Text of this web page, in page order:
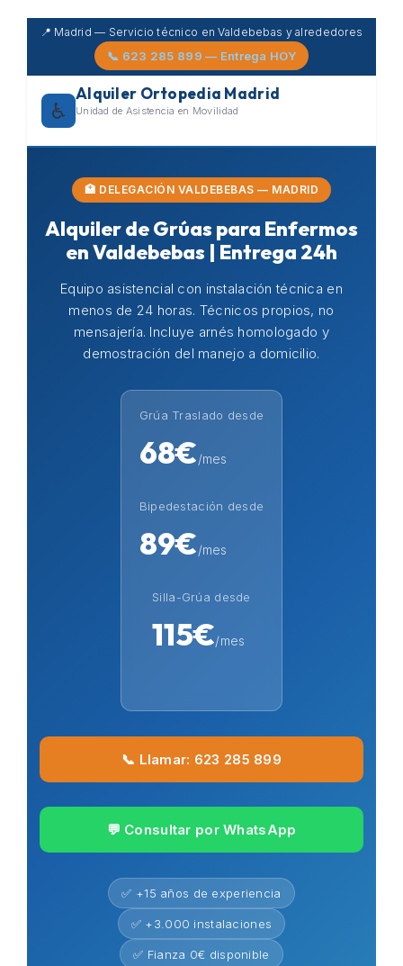
Skip
content
📍 Madrid — Servicio técnico en Valdebebas y alrededores
📞 623 285 899 — Entrega HOY
♿
Alquiler Ortopedia Madrid
Unidad de Asistencia en Movilidad
🏥 DELEGACIÓN VALDEBEBAS — MADRID
Alquiler de Grúas para Enfermos
en Valdebebas | Entrega 24h
Equipo asistencial con instalación técnica en
menos de 24 horas. Técnicos propios, no
mensajería. Incluye arnés homologado y
demostración del manejo a domicilio.
Grúa Traslado desde
68€/mes
Bipedestación desde
89€/mes
Silla-Grúa desde
115€/mes
📞 Llamar: 623 285 899
💬 Consultar por WhatsApp
✅ +15 años de experiencia
✅ +3.000 instalaciones
✅ Fianza 0€ disponible